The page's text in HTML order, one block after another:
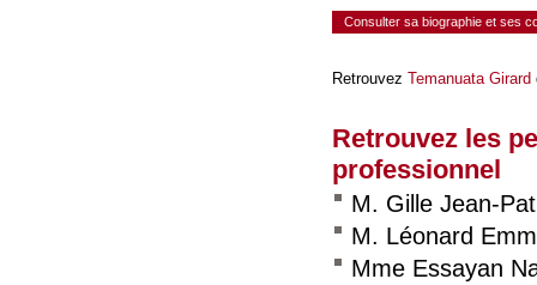
Consulter sa biographie et ses
Retrouvez Temanuata Girard
Retrouvez les
professionnel
M. Gille Jean-
M. Léonard
Mme Essayan